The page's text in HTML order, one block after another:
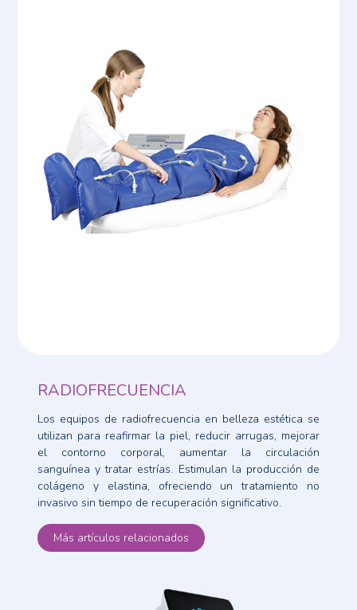
RADIOFRECUENCIA
Los equipos de radiofrecuencia en belleza estética se
utilizan para reafirmar la piel, reducir arrugas, mejorar
el contorno corporal, aumentar la circulación
sanguínea y tratar estrías. Estimulan la producción de
colágeno y elastina, ofreciendo un tratamiento no
invasivo sin tiempo de recuperación significativo.
Más artículos relacionados